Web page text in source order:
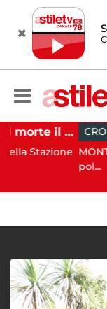
Striano, minaccia di morte il sindaco: 67enne ai domiciliari CRONACA